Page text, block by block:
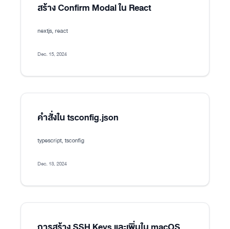
สร้าง Confirm Modal ใน React
nextjs, react
Dec. 15, 2024
คำสั่งใน tsconfig.json
typescript, tsconfig
Dec. 13, 2024